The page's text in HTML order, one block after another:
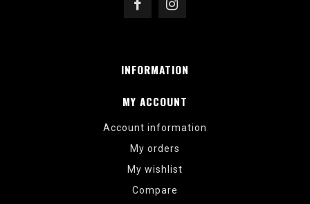
INFORMATION
MY ACCOUNT
Account information
My orders
My wishlist
Compare